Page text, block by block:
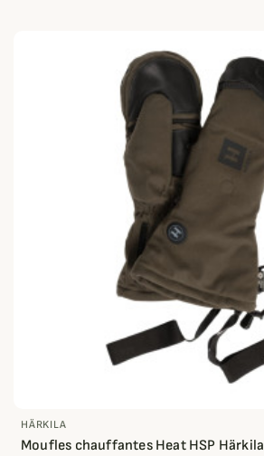
HÄRKILA
Moufles chauffantes Heat HSP Härkila